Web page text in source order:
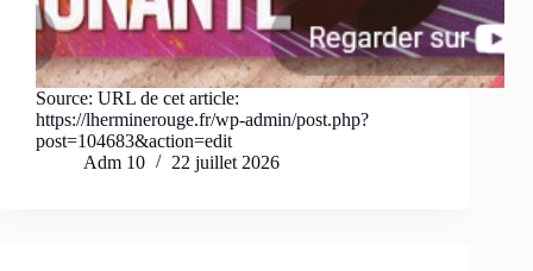
Source: URL de cet article:
https://lherminerouge.fr/wp-admin/post.php?
post=104683&action=edit
Adm 10
22 juillet 2026